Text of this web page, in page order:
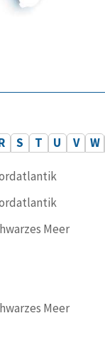
S T U V W
Meer
Meer